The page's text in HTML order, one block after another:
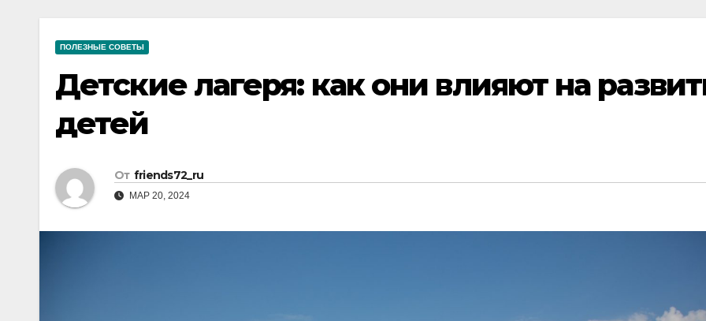
ПОЛЕЗНЫЕ СОВЕТЫ
Детские лагеря: как они влияют на
детей
От friends72_ru
МАР 20, 2024